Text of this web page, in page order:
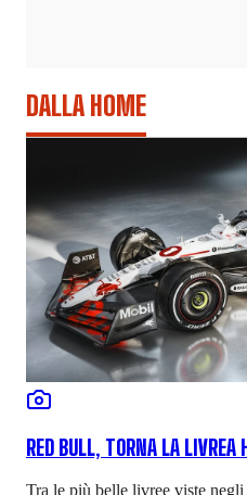
DALLA HOME
RED BULL, TORNA LA LIVREA
Tra le più belle livree viste